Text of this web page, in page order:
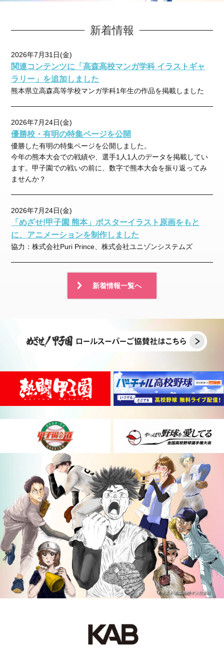
新着情報
2026年7月31日(金)
関連コンテンツに「高森高校マンガ学科 イラストギャ
ラリー」を追加しました
熊本県⽴⾼森⾼等学校マンガ学科1年⽣の作品を掲載しました
2026年7月24日(金)
優勝校・有明の特集ページを公開
優勝した有明の特集ページを公開しました。
今年の熊本大会での戦績や、選手1人1人のデータを掲載してい
ます。甲子園での戦いの前に、数字で熊本大会を振り返ってみ
ませんか？
2026年7月24日(金)
「めざせ!甲子園 熊本」ポスターイラスト原画をもと
に、アニメーションを制作しました
協力：株式会社Puri Prince、株式会社ユニゾンシステムズ
新着情報一覧へ